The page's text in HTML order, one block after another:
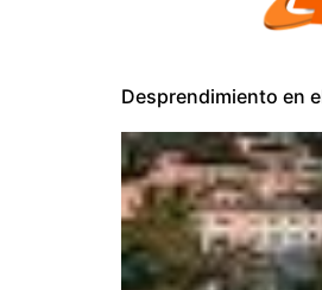
Desprendimiento en